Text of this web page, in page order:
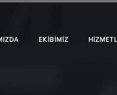
EKIBIMIZ